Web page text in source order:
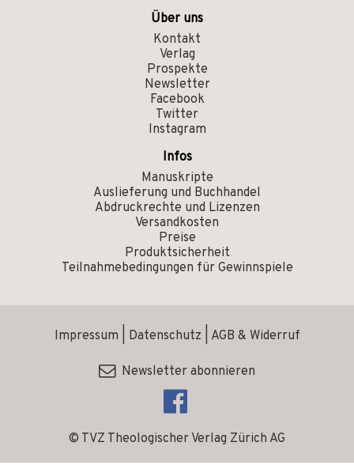
Über uns
Kontakt
Verlag
Prospekte
Newsletter
Facebook
Twitter
Instagram
Infos
Manuskripte
Auslieferung und Buchhandel
Abdruckrechte und Lizenzen
Versandkosten
Preise
Produktsicherheit
Teilnahmebedingungen für Gewinnspiele
© TVZ Theologischer Verlag Zürich AG
Impressum Datenschutz AGB & Widerruf
Newsletter abonnieren